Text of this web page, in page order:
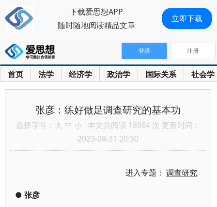
首页 法学 经济学 政治学 国际关系 社会学
登录 注册
张彦：练好做足调查研究的基本功
选择字号： 大 中 小 本文共阅读 18964 次 更新时间：
2023-08-31 20:30
进入专题：调查研究
● 张彦
下载爱思想APP
随时随地阅读精品文章
立即下载